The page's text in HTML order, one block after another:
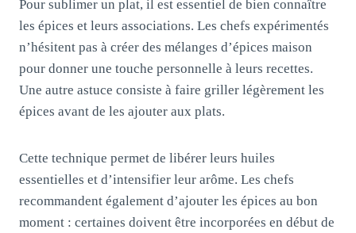
Pour sublimer un plat, il est essentiel de bien connaître
les épices et leurs associations. Les chefs expérimentés
n’hésitent pas à créer des mélanges d’épices maison
pour donner une touche personnelle à leurs recettes.
Une autre astuce consiste à faire griller légèrement les
épices avant de les ajouter aux plats.
Cette technique permet de libérer leurs huiles
essentielles et d’intensifier leur arôme. Les chefs
recommandent également d’ajouter les épices au bon
moment : certaines doivent être incorporées en début de